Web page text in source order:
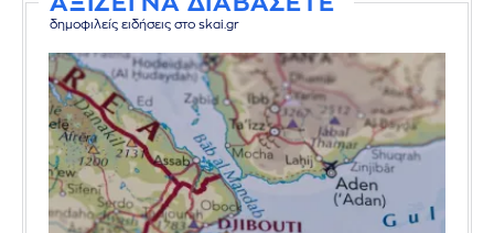
δημοφιλείς ειδήσεις στο skai.gr